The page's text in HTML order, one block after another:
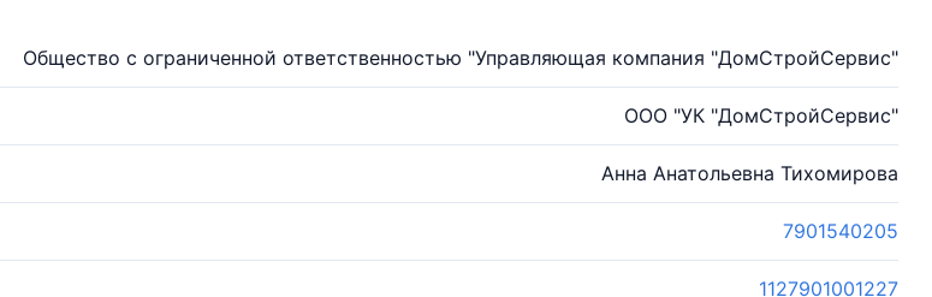
Общество с ограниченной ответственностью "Управляющая компания "ДомСтройСервис"
ООО "УК "ДомСтройСервис"
Анна Анатольевна Тихомирова
7901540205
1127901001227